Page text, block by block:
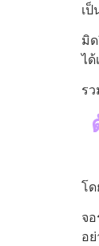
เ
มิ
ได้
ร
โ
จ
อย่